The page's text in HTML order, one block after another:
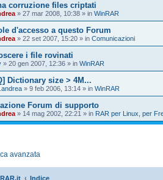
corruzione files criptati
» 27 mar 2008, 10:38 » in WinRAR
d'accesso a questo Forum
» 22 set 2007, 15:20 » in Comunicazioni
i file rovinati
» 20 gen 2007, 12:36 » in WinRAR
Dictionary size > 4M...
» 9 feb 2006, 13:14 » in WinRAR
Forum di supporto
» 14 mag 2002, 22:21 » in RAR per Linux, per
avanzata
Indice